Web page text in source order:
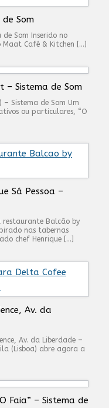
Som
Som Inserido no
Maat Café & Kitchen […]
– Sistema de Som
– Sistema de Som Um
ou particulares, “O
Sá Pessoa –
restaurante Balcão by
nas tabernas
chef Henrique […]
Av. da
Av. da Liberdade –
(Lisboa) abre agora a
Faia” – Sistema de